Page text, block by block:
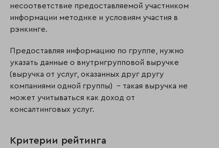
несоответствие предоставляемой участником
информации методике и условиям участия в
рэнкинге.
Предоставляя информацию по группе, нужно
указать данные о внутригрупповой выручке
(выручка от услуг, оказанных друг другу
компаниями одной группы) – такая выручка не
может учитываться как доход от
консалтинговых услуг.
Критерии рейтинга